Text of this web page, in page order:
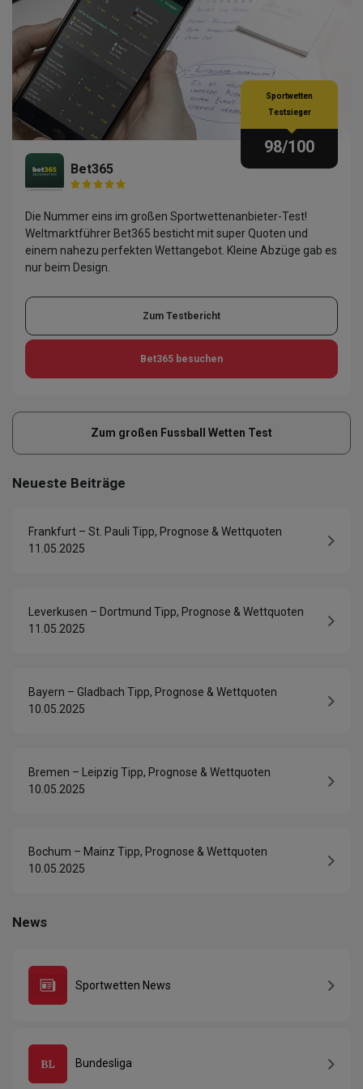
Bet365
Sportwetten
Testsieger
98/100
Die Nummer eins im großen Sportwettenanbieter-Test!
Weltmarktführer Bet365 besticht mit super Quoten und
einem nahezu perfekten Wettangebot. Kleine Abzüge gab es
nur beim Design.
Zum Testbericht
Bet365 besuchen
Zum großen Fussball Wetten Test
Neueste Beiträge
Frankfurt – St. Pauli Tipp, Prognose & Wettquoten
11.05.2025
Leverkusen – Dortmund Tipp, Prognose & Wettquoten
11.05.2025
Bayern – Gladbach Tipp, Prognose & Wettquoten
10.05.2025
Bremen – Leipzig Tipp, Prognose & Wettquoten
10.05.2025
Bochum – Mainz Tipp, Prognose & Wettquoten
10.05.2025
News
Sportwetten News
Bundesliga